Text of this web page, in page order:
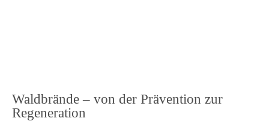
Waldbrände – von der Prävention zur
Regeneration